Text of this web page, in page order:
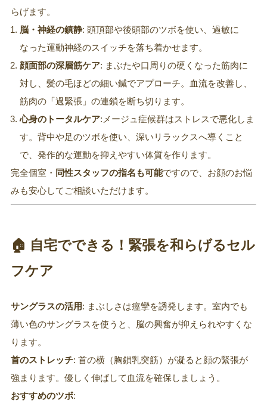
らげます。
脳・神経の鎮静: 頭頂部や後頭部のツボを使い、過敏に
なった運動神経のスイッチを落ち着かせます。
顔面部の深層筋ケア: まぶたや口周りの硬くなった筋肉に
対し、髪の毛ほどの細い鍼でアプローチ。血流を改善し、
筋肉の「過緊張」の連鎖を断ち切ります。
心身のトータルケア:メージュ症候群はストレスで悪化しま
す。背中や足のツボを使い、深いリラックスへ導くこと
で、発作的な運動を抑えやすい体質を作ります。
完全個室・ 同性スタッフの指名も可能ですので、お顔のお悩
みも安心してご相談いただけます。
🏠 自宅でできる！緊張を和らげるセル
フケア
サングラスの活用: まぶしさは痙攣を誘発します。室内でも
薄い色のサングラスを使うと、脳の興奮が抑えられやすくな
ります。
首のストレッチ: 首の横（胸鎖乳突筋）が凝ると顔の緊張が
強まります。優しく伸ばして血流を確保しましょう。
おすすめのツボ: